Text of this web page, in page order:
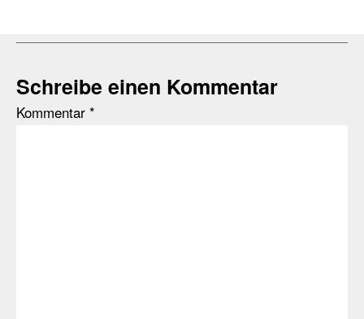
Schreibe einen Kommentar
Kommentar *